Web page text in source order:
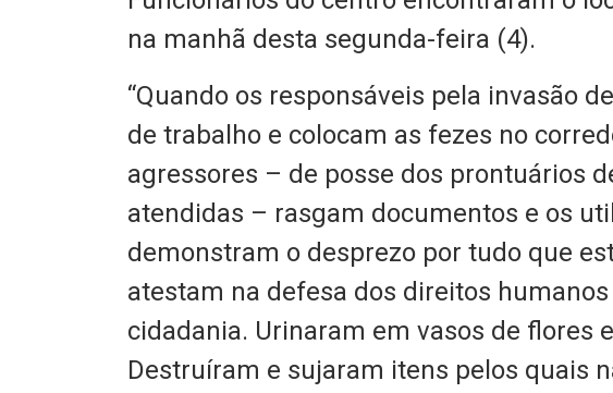
na manhã desta segunda-feira (4).
“Quando os responsáveis pela invasão
de trabalho e colocam as fezes no
agressores – de posse dos prontuários
atendidas – rasgam documentos e os
demonstram o desprezo por tudo que
atestam na defesa dos direitos
cidadania. Urinaram em vasos de flores
Destruíram e sujaram itens pelos quais